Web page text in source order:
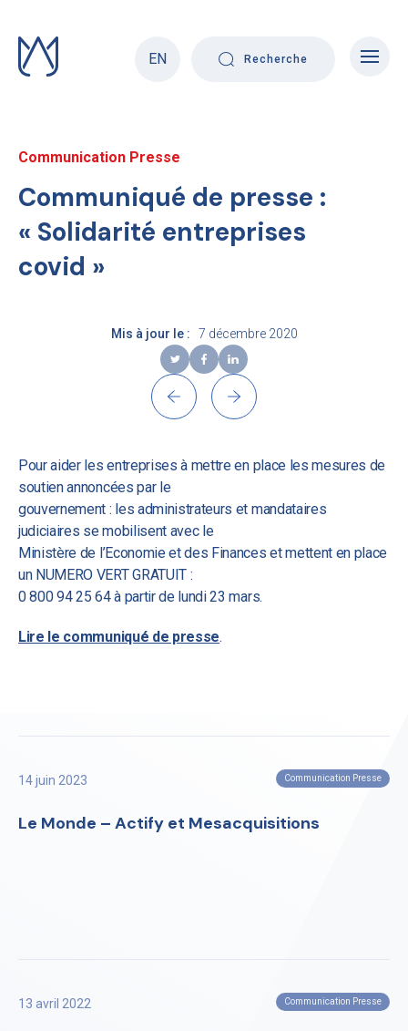
content
EN
Recherche
Communication Presse
Communiqué de presse :
« Solidarité entreprises
covid »
Mis à jour le : 7 décembre 2020
Pour aider les entreprises à mettre en place les mesures de
soutien annoncées par le
gouvernement : les administrateurs et mandataires
judiciaires se mobilisent avec le
Ministère de l’Economie et des Finances et mettent en place
un NUMERO VERT GRATUIT :
0 800 94 25 64 à partir de lundi 23 mars.
Lire le communiqué de presse.
14 juin 2023 Communication Presse
Le Monde – Actify et Mesacquisitions
13 avril 2022 Communication Presse